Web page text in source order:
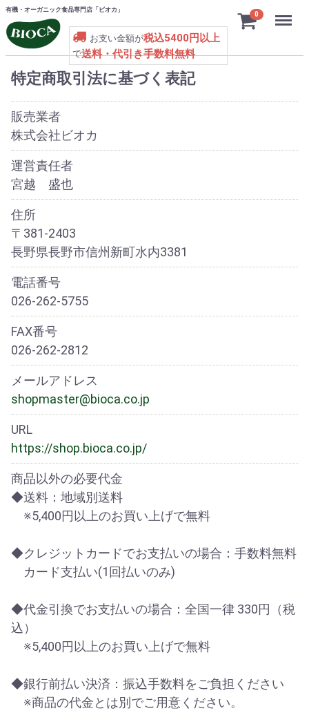
有機・オーガニック食品専門店「ビオカ」
お支い金額が税込5400円以上
で送料・代引き手数料無料
0 Menu
特定商取引法に基づく表記
販売業者
株式会社ビオカ
運営責任者
宮越 盛也
住所
〒381-2403
長野県長野市信州新町水内3381
電話番号
026-262-5755
FAX番号
026-262-2812
メールアドレス
shopmaster@bioca.co.jp
URL
https://shop.bioca.co.jp/
商品以外の必要代金
◆送料：地域別送料
※5,400円以上のお買い上げで無料
◆クレジットカードでお支払いの場合：手数料無料
カード支払い(1回払いのみ)
◆代金引換でお支払いの場合：全国一律 330円（税
込）
※5,400円以上のお買い上げで無料
◆銀行前払い決済：振込手数料をご負担ください
※商品の代金とは別でご用意ください。